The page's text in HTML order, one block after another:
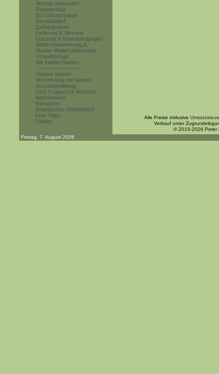
Vertrag widerrufen
Datenschutz
EU Umsatzsteuer
Bestellablauf
Zahlungsarten
Lieferung & Versand
Garantie & Beanstandungen
Widerrufsbelehrung &
Muster-Widerrufsformular
Umweltschutz
Wir kaufen Samen
------------------------
Unsere Samen
Vermehrung mit Samen
Aussaatanleitung
FAQ-Fragen zur Anzucht
Warnhinweis
Klimazone
Botanisches Wörterbuch
Link-Tipps
Danke
Alle Preise inklusive
Verkauf unter
© 2015-2026 Peter
Freitag, 7. August 2026